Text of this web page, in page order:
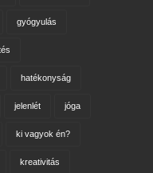
gyógyulás
hatékonyság
jelenlét jóga
ki vagyok én?
kreativitás